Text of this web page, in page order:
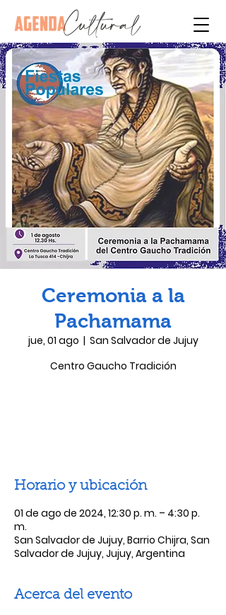
Ceremonia a la
Pachamama
jue, 01 ago
  |
San Salvador de Jujuy
Centro Gaucho Tradición
Horario y ubicación
01 de ago de 2024, 12:30 p. m. – 4:30 p.
m.
San Salvador de Jujuy, Barrio Chijra, San
Salvador de Jujuy, Jujuy, Argentina
Acerca del evento